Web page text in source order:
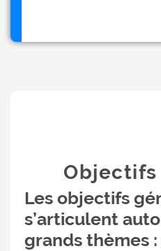
Objectifs
Les objectifs
s’articulent
grands thèmes :